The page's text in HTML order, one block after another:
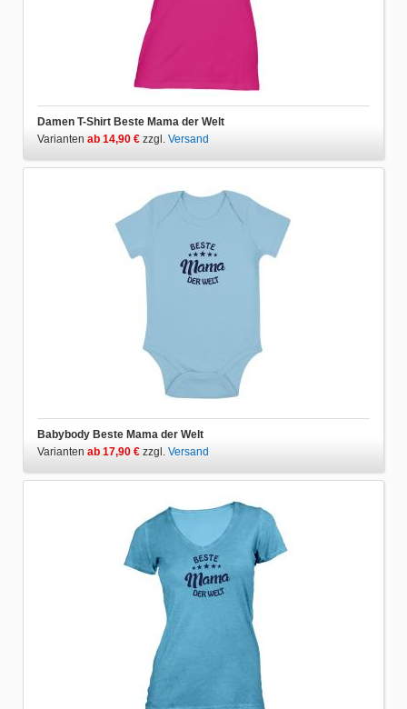
Damen T-Shirt Beste Mama der Welt
Varianten ab 14,90 € zzgl. Versand
Babybody Beste Mama der Welt
Varianten ab 17,90 € zzgl. Versand